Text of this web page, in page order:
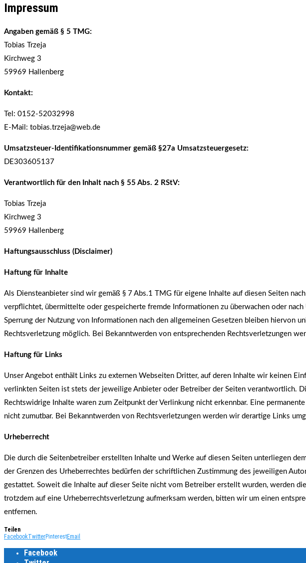
Impressum
Angaben gemäß § 5 TMG:
Tobias Trzeja
Kirchweg 3
59969 Hallenberg
Kontakt:
Tel: 0152-52032998
E-Mail: tobias.trzeja@web.de
Umsatzsteuer-Identifikationsnummer gemäß §27a Umsatzsteuergesetz:
DE303605137
Verantwortlich für den Inhalt nach § 55 Abs. 2 RStV:
Tobias Trzeja
Kirchweg 3
59969 Hallenberg
Haftungsausschluss (Disclaimer)
Haftung für Inhalte
Als Diensteanbieter sind wir gemäß § 7 Abs.1 TMG für eigene Inhalte auf diesen Seiten
verpflichtet, übermittelte oder gespeicherte fremde Informationen zu überwachen oder
Sperrung der Nutzung von Informationen nach den allgemeinen Gesetzen bleiben hiervon
Rechtsverletzung möglich. Bei Bekanntwerden von entsprechenden Rechtsverletzungen
Haftung für Links
Unser Angebot enthält Links zu externen Webseiten Dritter, auf deren Inhalte wir keinen
verlinkten Seiten ist stets der jeweilige Anbieter oder Betreiber der Seiten verantwortlich.
Rechtswidrige Inhalte waren zum Zeitpunkt der Verlinkung nicht erkennbar. Eine
nicht zumutbar. Bei Bekanntwerden von Rechtsverletzungen werden wir derartige Links
Urheberrecht
Die durch die Seitenbetreiber erstellten Inhalte und Werke auf diesen Seiten unterliegen
der Grenzen des Urheberrechtes bedürfen der schriftlichen Zustimmung des jeweiligen
gestattet. Soweit die Inhalte auf dieser Seite nicht vom Betreiber erstellt wurden, werden
trotzdem auf eine Urheberrechtsverletzung aufmerksam werden, bitten wir um einen
entfernen.
Teilen
FacebookTwitterPinterestEmail
Facebook